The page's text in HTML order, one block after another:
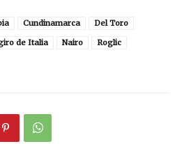
Cundinamarca
Del Toro
de Italia Nairo
Roglic